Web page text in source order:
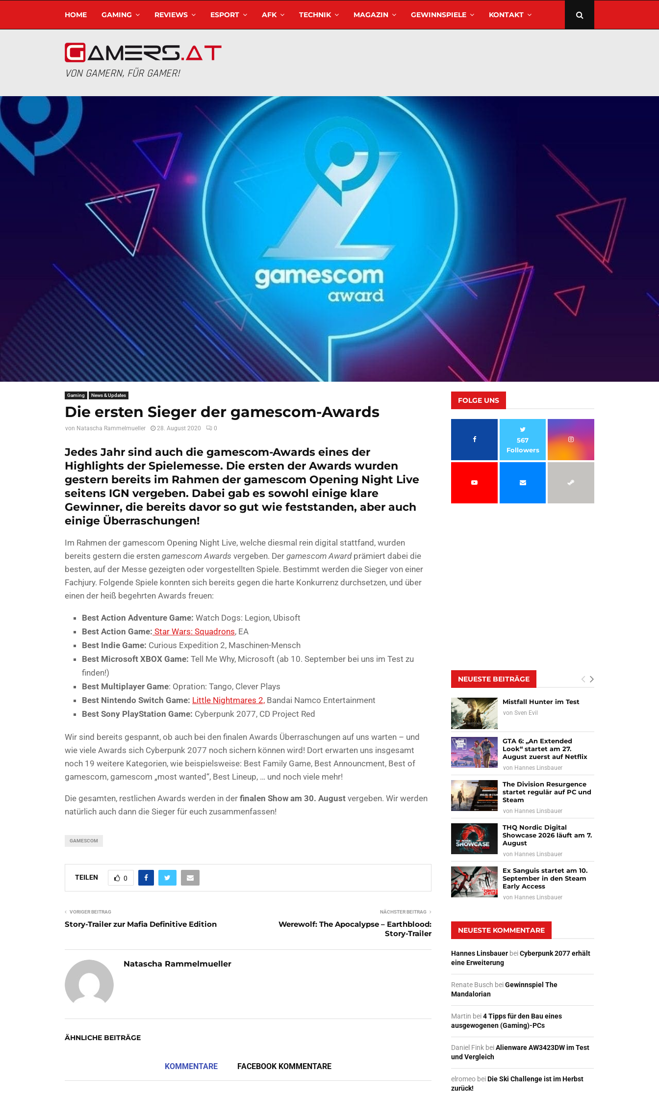
HOME GAMING REVIEWS ESPORT AFK TECHNIK MAGAZIN GEWINNSPIELE KONTAKT
VON GAMERN, FÜR GAMER!
Gaming News & Updates
Die ersten Sieger der gamescom-Awards
von Natascha Rammelmueller 28. August 2020 0
Jedes Jahr sind auch die gamescom-Awards eines der
Highlights der Spielemesse. Die ersten der Awards wurden
gestern bereits im Rahmen der gamescom Opening Night Live
seitens IGN vergeben. Dabei gab es sowohl einige klare
Gewinner, die bereits davor so gut wie feststanden, aber auch
einige Überraschungen!
Im Rahmen der gamescom Opening Night Live, welche diesmal rein digital stattfand, wurden
bereits gestern die ersten gamescom Awards vergeben. Der gamescom Awardprämiert dabei die
besten, auf der Messe gezeigten oder vorgestellten Spiele. Bestimmt werden die Sieger von einer
Fachjury. Folgende Spiele konnten sich bereits gegen die harte Konkurrenz durchsetzen, und über
einen der heiß begehrten Awards freuen:
Best Action Adventure Game: Watch Dogs: Legion, Ubisoft
Best Action Game: Star Wars: Squadrons, EA
Best Indie Game: Curious Expedition 2, Maschinen-Mensch
Best Microsoft XBOX Game: Tell Me Why, Microsoft (ab 10. September bei uns im Test zu
finden!)
Best Multiplayer Game: Opration: Tango, Clever Plays
Best Nintendo Switch Game: Little Nightmares 2, Bandai Namco Entertainment
Best Sony PlayStation Game: Cyberpunk 2077, CD Project Red
Wir sind bereits gespannt, ob auch bei den finalen Awards Überraschungen auf uns warten – und
wie viele Awards sich Cyberpunk 2077 noch sichern können wird! Dort erwarten uns insgesamt
noch 19 weitere Kategorien, wie beispielsweise: Best Family Game, Best Announcment, Best of
gamescom, gamescom „most wanted“, Best Lineup, … und noch viele mehr!
Die gesamten, restlichen Awards werden in der finalen Show am 30. August vergeben. Wir werden
natürlich auch dann die Sieger für euch zusammenfassen!
GAMESCOM
TEILEN 0
VORIGER BEITRAG
Story-Trailer zur Mafia Definitive Edition
NÄCHSTER BEITRAG
Werewolf: The Apocalypse – Earthblood:
Story-Trailer
Natascha Rammelmueller
ÄHNLICHE BEITRÄGE
KOMMENTARE FACEBOOK KOMMENTARE
FOLGE UNS
567
Followers
NEUESTE BEITRÄGE
Mistfall Hunter im Test
vonSven Evil
GTA 6: „An Extended
Look“ startet am 27.
August zuerst auf Netflix
von Hannes Linsbauer
The Division Resurgence
startet regulär auf PC und
Steam
von Hannes Linsbauer
THQ Nordic Digital
Showcase 2026 läuft am 7.
August
von Hannes Linsbauer
Ex Sanguis startet am 10.
September in den Steam
Early Access
von Hannes Linsbauer
NEUESTE KOMMENTARE
Hannes Linsbauer beiCyberpunk 2077 erhält
eine Erweiterung
Renate Busch beiGewinnspiel The
Mandalorian
Martin bei4 Tipps für den Bau eines
ausgewogenen (Gaming)-PCs
Daniel Fink beiAlienware AW3423DW im Test
und Vergleich
elromeo beiDie Ski Challenge ist im Herbst
zurück!